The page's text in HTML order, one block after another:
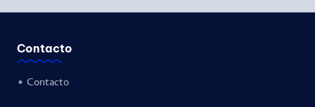
Contacto
• Contacto